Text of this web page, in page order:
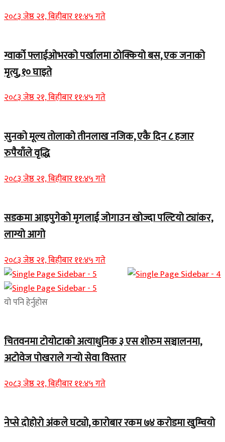
२०८३ जेष्ठ २१, बिहीबार ११:४५ गते
ग्वार्को फ्लाईओभरको पर्खालमा ठोक्कियो बस, एक जनाको
मृत्यु, १० घाइते
२०८३ जेष्ठ २१, बिहीबार ११:४५ गते
सुनको मूल्य तोलाको तीनलाख नजिक, एकै दिन ८ हजार
रुपैयाँले वृद्धि
२०८३ जेष्ठ २१, बिहीबार ११:४५ गते
सडकमा आइपुगेको मृगलाई जोगाउन खोज्दा पल्टियो ट्यांकर,
लाग्यो आगो
२०८३ जेष्ठ २१, बिहीबार ११:४५ गते
यो पनि हेर्नुहोस
चितवनमा टोयोटाको अत्याधुनिक ३ एस शोरुम सञ्चालनमा,
अटोवेज पोखराले गर्‍यो सेवा विस्तार
२०८३ जेष्ठ २१, बिहीबार ११:४५ गते
नेप्से दोहोरो अंकले घट्यो, कारोबार रकम ७४ करोडमा खुम्चियो